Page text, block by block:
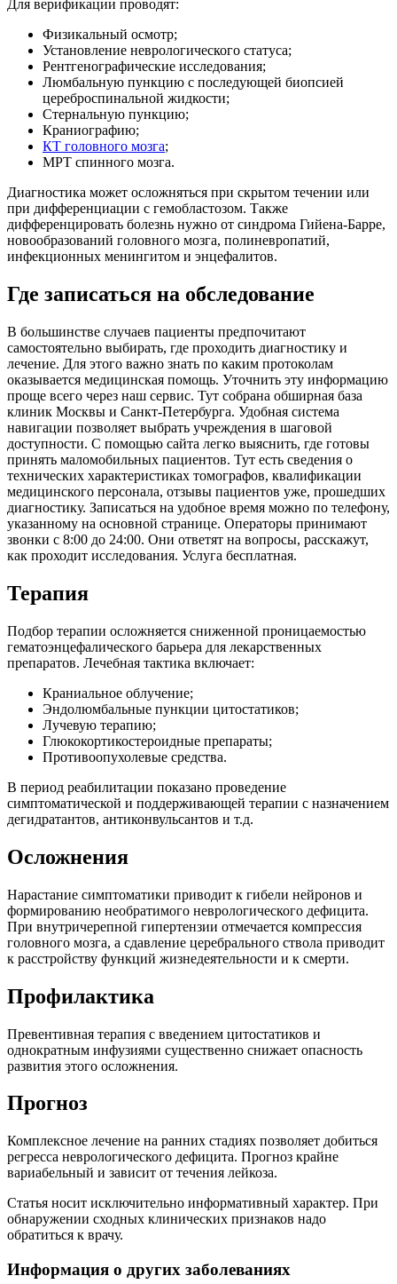
Для верификации проводят:
Физикальный осмотр;
Установление неврологического статуса;
Рентгенографические исследования;
Люмбальную пункцию с последующей биопсией
цереброспинальной жидкости;
Стернальную пункцию;
Краниографию;
КТ головного мозга;
МРТ спинного мозга.
Диагностика может осложняться при скрытом течении или
при дифференциации с гемобластозом. Также
дифференцировать болезнь нужно от синдрома Гийена-Барре,
новообразований головного мозга, полиневропатий,
инфекционных менингитом и энцефалитов.
Где записаться на обследование
В большинстве случаев пациенты предпочитают
самостоятельно выбирать, где проходить диагностику и
лечение. Для этого важно знать по каким протоколам
оказывается медицинская помощь. Уточнить эту информацию
проще всего через наш сервис. Тут собрана обширная база
клиник Москвы и Санкт-Петербурга. Удобная система
навигации позволяет выбрать учреждения в шаговой
доступности. С помощью сайта легко выяснить, где готовы
принять маломобильных пациентов. Тут есть сведения о
технических характеристиках томографов, квалификации
медицинского персонала, отзывы пациентов уже, прошедших
диагностику. Записаться на удобное время можно по телефону,
указанному на основной странице. Операторы принимают
звонки с 8:00 до 24:00. Они ответят на вопросы, расскажут,
как проходит исследования. Услуга бесплатная.
Терапия
Подбор терапии осложняется сниженной проницаемостью
гематоэнцефалического барьера для лекарственных
препаратов. Лечебная тактика включает:
Краниальное облучение;
Эндолюмбальные пункции цитостатиков;
Лучевую терапию;
Глюкокортикостероидные препараты;
Противоопухолевые средства.
В период реабилитации показано проведение
симптоматической и поддерживающей терапии с назначением
дегидратантов, антиконвульсантов и т.д.
Осложнения
Нарастание симптоматики приводит к гибели нейронов и
формированию необратимого неврологического дефицита.
При внутричерепной гипертензии отмечается компрессия
головного мозга, а сдавление церебрального ствола приводит
к расстройству функций жизнедеятельности и к смерти.
Профилактика
Превентивная терапия с введением цитостатиков и
однократным инфузиями существенно снижает опасность
развития этого осложнения.
Прогноз
Комплексное лечение на ранних стадиях позволяет добиться
регресса неврологического дефицита. Прогноз крайне
вариабельный и зависит от течения лейкоза.
Статья носит исключительно информативный характер. При
обнаружении сходных клинических признаков надо
обратиться к врачу.
Информация о других заболеваниях